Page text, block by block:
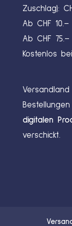
Zuschlag):
Ab CHF
Ab CHF
Kostenlos
Versandland
digitalen
verschickt.